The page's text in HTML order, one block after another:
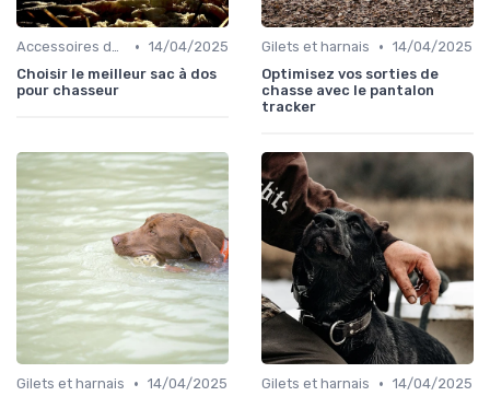
Accessoires de transport • 14/04/2025
Choisir le meilleur sac à dos
pour chasseur
Gilets et harnais • 14/04/2025
Optimisez vos sorties de
chasse avec le pantalon
tracker
Gilets et harnais • 14/04/2025
Gilets et harnais • 14/04/2025